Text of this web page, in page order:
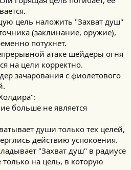
цель наложить "Захват душ"
(заклинание, оружие),
потухнет.
атаке шейдеры огня
на цели корректно.
зачарования с фиолетового
больше не является
души только тех целей,
действию успокоения.
"Захват душ" в радиусе
только на цель, в которую